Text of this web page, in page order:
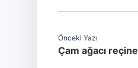
Önceki Yazı
Çam ağacı